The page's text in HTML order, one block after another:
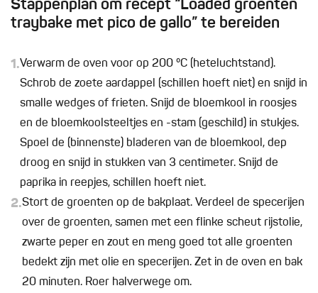
Stappenplan om recept “Loaded groenten
traybake met pico de gallo” te bereiden
1.Verwarm de oven voor op 200 °C (heteluchtstand).
Schrob de zoete aardappel (schillen hoeft niet) en snijd in
smalle wedges of frieten. Snijd de bloemkool in roosjes
en de bloemkoolsteeltjes en -stam (geschild) in stukjes.
Spoel de (binnenste) bladeren van de bloemkool, dep
droog en snijd in stukken van 3 centimeter. Snijd de
paprika in reepjes, schillen hoeft niet.
2.Stort de groenten op de bakplaat. Verdeel de specerijen
over de groenten, samen met een flinke scheut rijstolie,
zwarte peper en zout en meng goed tot alle groenten
bedekt zijn met olie en specerijen. Zet in de oven en bak
20 minuten. Roer halverwege om.